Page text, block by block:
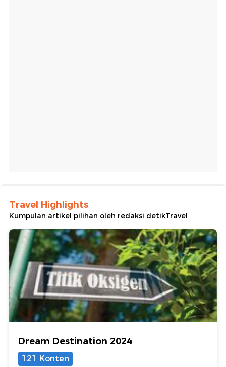
Travel Highlights
Kumpulan artikel pilihan oleh redaksi detikTravel
Dream Destination 2024
121 Konten